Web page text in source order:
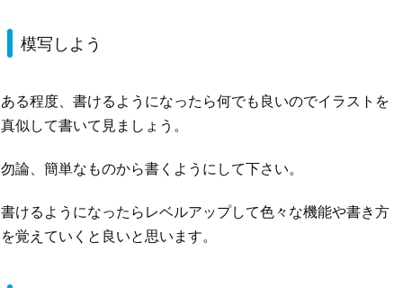
模写しよう
ある程度、書けるようになったら何でも良いのでイラストを
真似して書いて見ましょう。
勿論、簡単なものから書くようにして下さい。
書けるようになったらレベルアップして色々な機能や書き方
を覚えていくと良いと思います。